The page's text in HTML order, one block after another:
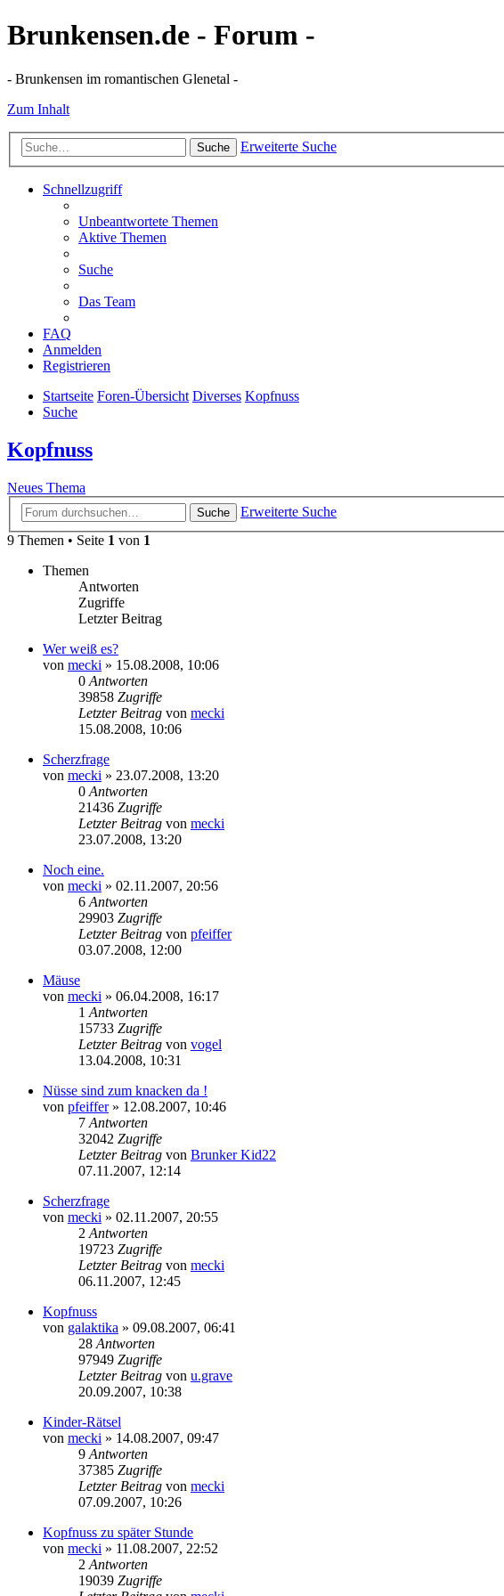
Brunkensen.de - Forum -
- Brunkensen im romantischen Glenetal -
Zum Inhalt
Suche Erweiterte Suche
Schnellzugriff
Unbeantwortete Themen
Aktive Themen
Suche
Das Team
FAQ
Anmelden
Registrieren
Startseite Foren-Übersicht Diverses Kopfnuss
Suche
Kopfnuss
Neues Thema
Suche
Erweiterte Suche
9 Themen • Seite 1 von 1
Themen
Antworten
Zugriffe
Letzter Beitrag
Wer weiß es?
von mecki » 15.08.2008, 10:06
0 Antworten
39858 Zugriffe
Letzter Beitrag von mecki
15.08.2008, 10:06
Scherzfrage
von mecki » 23.07.2008, 13:20
0 Antworten
21436 Zugriffe
Letzter Beitrag von mecki
23.07.2008, 13:20
Noch eine.
von mecki » 02.11.2007, 20:56
6 Antworten
29903 Zugriffe
Letzter Beitrag von pfeiffer
03.07.2008, 12:00
Mäuse
von mecki » 06.04.2008, 16:17
1 Antworten
15733 Zugriffe
Letzter Beitrag von vogel
13.04.2008, 10:31
Nüsse sind zum knacken da !
von pfeiffer» 12.08.2007, 10:46
7 Antworten
32042 Zugriffe
Letzter Beitrag von Brunker Kid22
07.11.2007, 12:14
Scherzfrage
von mecki » 02.11.2007, 20:55
2 Antworten
19723 Zugriffe
Letzter Beitrag von mecki
06.11.2007, 12:45
Kopfnuss
von galaktika » 09.08.2007, 06:41
28 Antworten
97949 Zugriffe
Letzter Beitrag von u.grave
20.09.2007, 10:38
Kinder-Rätsel
von mecki » 14.08.2007, 09:47
9 Antworten
37385 Zugriffe
Letzter Beitrag von mecki
07.09.2007, 10:26
Kopfnuss zu später Stunde
von mecki » 11.08.2007, 22:52
2 Antworten
19039 Zugriffe